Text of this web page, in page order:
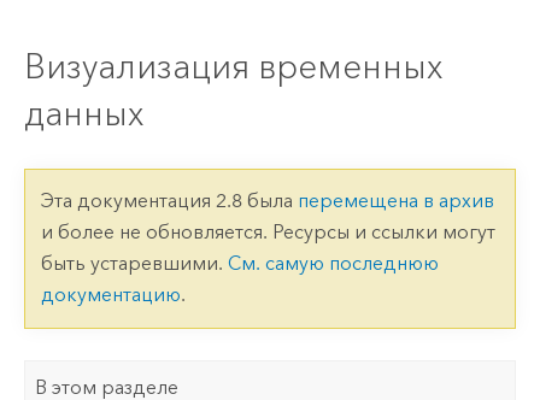
Визуализация временных
данных
Эта документация 2.8 была перемещена в архив
и более не обновляется. Ресурсы и ссылки могут
быть устаревшими. См. самую последнюю
документацию.
В этом разделе